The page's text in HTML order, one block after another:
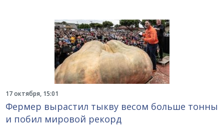
17 октября, 15:01
Фермер вырастил тыкву весом больше тонны
и побил мировой рекорд